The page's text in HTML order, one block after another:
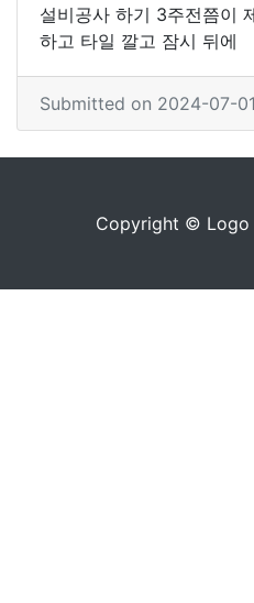
설비공사 하기 3주전쯤이
하고 타일 깔고 잠시 뒤에
Submitted on 2024-07-
Copyright © Logo